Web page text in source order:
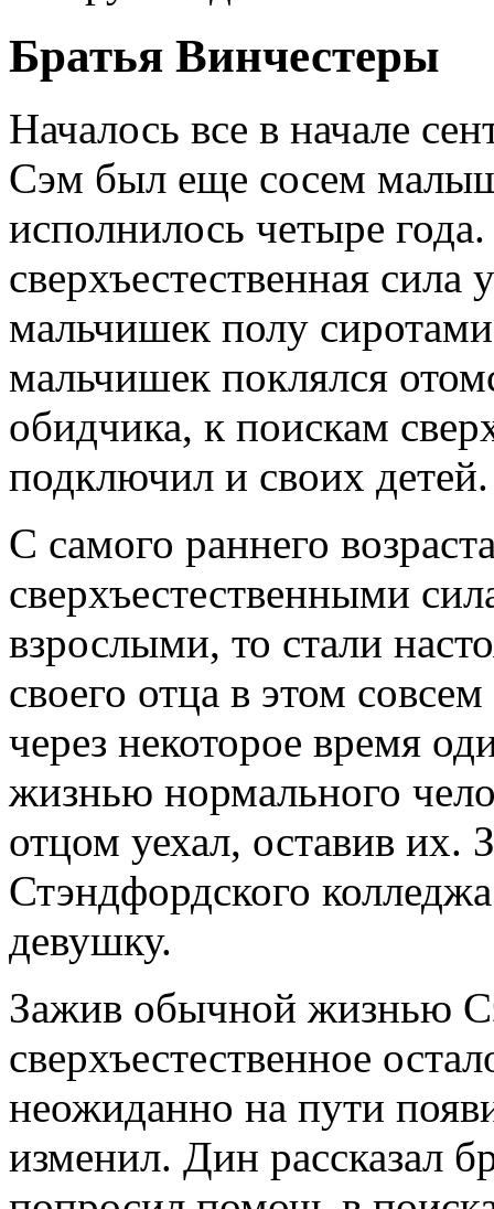
Братья Винчестеры
Началось все в начале
Сэм был еще сосем
исполнилось четыре года.
сверхъестественная сила
мальчишек полу
мальчишек поклялся
обидчика, к поискам
подключил и своих детей.
С самого раннего
сверхъестественными
взрослыми, то стали
своего отца в этом
через некоторое время
жизнью нормального
отцом уехал, оставив их.
Стэндфордского
девушку.
Зажив обычной жизнью
сверхъестественное
неожиданно на пути
изменил. Дин рассказал